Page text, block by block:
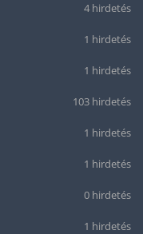
4 hirdetés
1 hirdetés
1 hirdetés
103 hirdetés
1 hirdetés
1 hirdetés
0 hirdetés
1 hirdetés